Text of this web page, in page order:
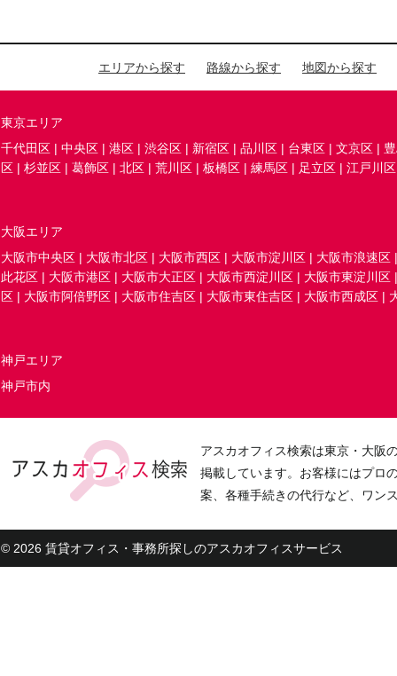
エリアから探す 路線から探す 地図から探す
東京エリア
千代田区 | 中央区 | 港区 | 渋谷区 | 新宿区 | 品川区 | 台東区 | 文京区 |
区 | 杉並区 | 葛飾区 | 北区 | 荒川区 | 板橋区 | 練馬区 | 足立区 | 江戸川区
大阪エリア
大阪市中央区 | 大阪市北区 | 大阪市西区 | 大阪市淀川区 | 大阪市浪速区
此花区 | 大阪市港区 | 大阪市大正区 | 大阪市西淀川区 | 大阪市東淀川区
区 | 大阪市阿倍野区 | 大阪市住吉区 | 大阪市東住吉区 | 大阪市西成区 |
神戸エリア
神戸市内
アスカオフィス検索は東京・大阪
掲載しています。お客様にはプロ
案、各種手続きの代行など、ワン
© 2026 賃貸オフィス・事務所探しのアスカオフィスサービス